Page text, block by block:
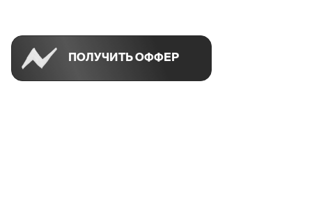
ПОЛУЧИТЬ ОФФЕР